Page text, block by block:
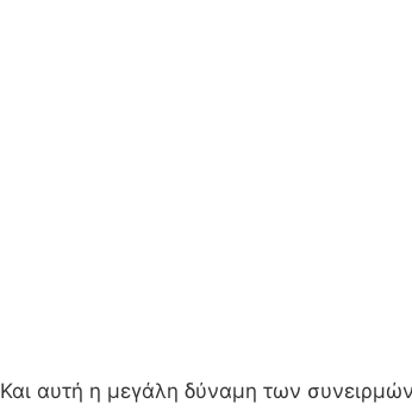
Και αυτή η μεγάλη δύναμη των